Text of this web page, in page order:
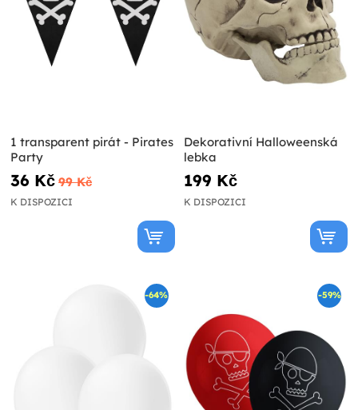
1 transparent pirát - Pirates
Party
36 Kč 99 Kč
K DISPOZICI
Dekorativní Halloweenská
lebka
199 Kč
K DISPOZICI
-64% -59%